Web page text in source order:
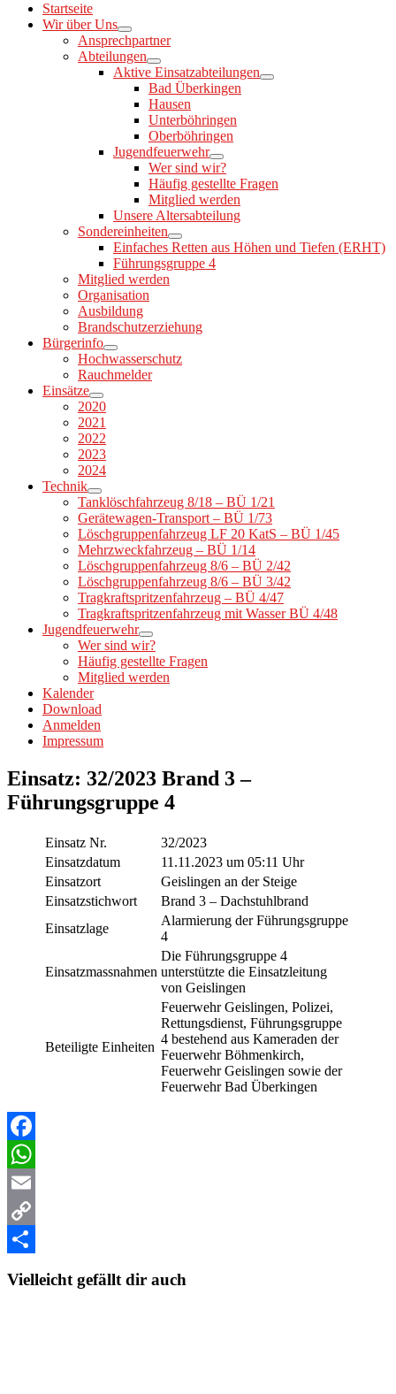
Startseite
Wir über Uns
Ansprechpartner
Abteilungen
Aktive Einsatzabteilungen
Bad Überkingen
Hausen
Unterböhringen
Oberböhringen
Jugendfeuerwehr
Wer sind wir?
Häufig gestellte Fragen
Mitglied werden
Unsere Altersabteilung
Sondereinheiten
Einfaches Retten aus Höhen und Tiefen (ERHT)
Führungsgruppe 4
Mitglied werden
Organisation
Ausbildung
Brandschutzerziehung
Bürgerinfo
Hochwasserschutz
Rauchmelder
Einsätze
2020
2021
2022
2023
2024
Technik
Tanklöschfahrzeug 8/18 – BÜ 1/21
Gerätewagen-Transport – BÜ 1/73
Löschgruppenfahrzeug LF 20 KatS – BÜ 1/45
Mehrzweckfahrzeug – BÜ 1/14
Löschgruppenfahrzeug 8/6 – BÜ 2/42
Löschgruppenfahrzeug 8/6 – BÜ 3/42
Tragkraftspritzenfahrzeug – BÜ 4/47
Tragkraftspritzenfahrzeug mit Wasser BÜ 4/48
Jugendfeuerwehr
Wer sind wir?
Häufig gestellte Fragen
Mitglied werden
Kalender
Download
Anmelden
Impressum
Einsatz: 32/2023 Brand 3 –
Führungsgruppe 4
Einsatz Nr.
32/2023
Einsatzdatum
11.11.2023 um 05:11 Uhr
Einsatzort
Geislingen an der Steige
Einsatzstichwort
Brand 3 – Dachstuhlbrand
Einsatzlage
Alarmierung der Führungsgruppe
4
Einsatzmassnahmen
Die Führungsgruppe 4
unterstützte die Einsatzleitung
von Geislingen
Beteiligte Einheiten
Feuerwehr Geislingen, Polizei,
Rettungsdienst, Führungsgruppe
4 bestehend aus Kameraden der
Feuerwehr Böhmenkirch,
Feuerwehr Geislingen sowie der
Feuerwehr Bad Überkingen
Facebook
WhatsApp
Email
Copy
Vielleicht gefällt dir auch